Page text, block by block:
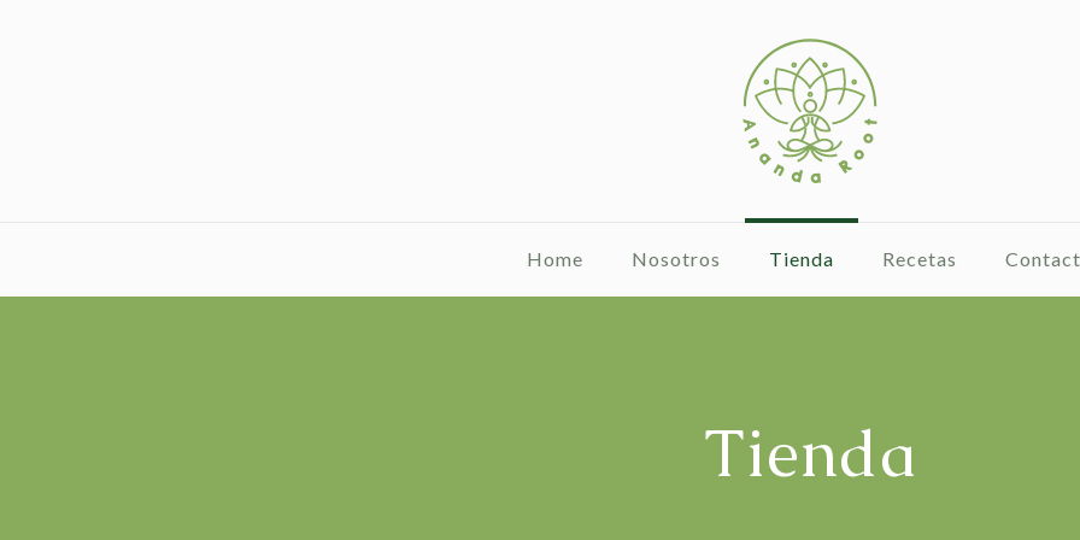
Home Nosotros Tienda Recetas
Tienda